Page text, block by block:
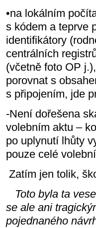
•na lokálním
s kódem a teprve
identifikátory
centrálních
(včetně foto OP
porovnat s
s připojením, jde
-Není dořešena
volebním aktu –
po uplynutí lhůty
pouze celé
Zatím jen tolik,
Toto byla ta
se ale ani
pojednaného